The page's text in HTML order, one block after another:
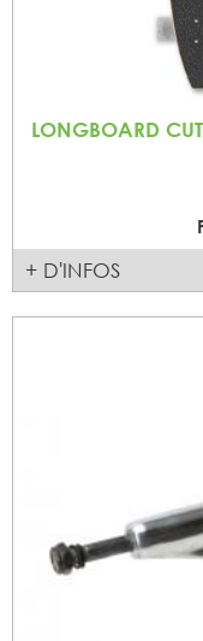
LONGBOARD
+ D'INFOS